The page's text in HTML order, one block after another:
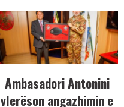
Ambasadori Antonini
vlerëson angazhimin e